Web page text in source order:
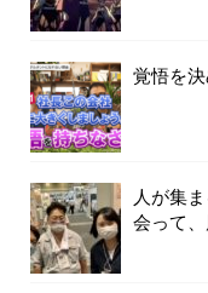
覚悟を
人が集
会って